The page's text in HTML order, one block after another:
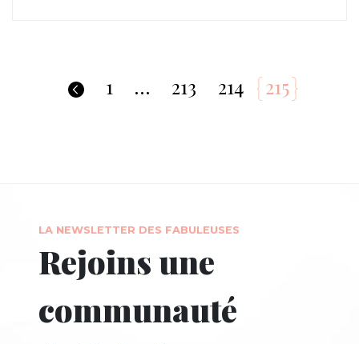
1 … 213 214 215
LA NEWSLETTER DES FABULEUSES
Rejoins une
communauté